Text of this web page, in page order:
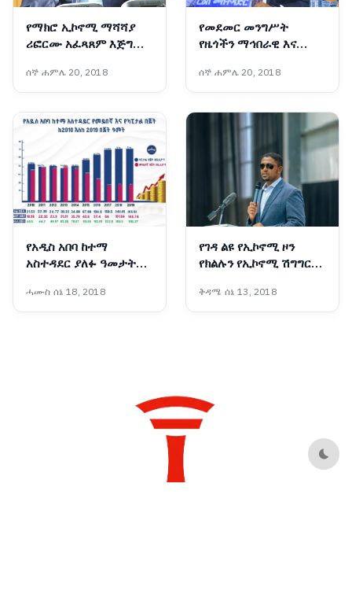
የማክሮ ኢኮኖሚ ማሻሻያ
ሪፎርሙ አፈጻጸም እጅግ
ሚኒስትር አህመድ ሺዴ
ሰኞ ሐምሌ 20, 2018
የመደመር መንግሥት
የዜጎችን ማኅበራዊ እና
ያረጋገጡ ዘርፈ ብዙ የልማት
ተግባራትን አከናውኗል - ርዕሰ
መስተዳድር ኢንጂነር ነጋሽ
ዋጌሾ (ዶ/ር)
ሰኞ ሐምሌ 20, 2018
የአዲስ አበባ ከተማ
አስተዳደር ያለፉ ዓመታት
እስከ ልማት ተኮር የበጀት
ሽግግር
ሓሙስ ሰኔ 18, 2018
የገዳ ልዩ የኢኮኖሚ ዞን
የክልሉን የኢኮኖሚ ሽግግር
ተወዳዳሪነት የመለወጥ
ሚናውን እየተወጣ ነው፡-
ቅዳሜ ሰኔ 13, 2018